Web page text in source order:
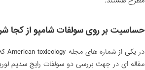
حساسیت بر روی سولفات شامپو از کجا
در یکی از شماره های مجله American toxicology که در سال ۱۹۸۳ چاپ شد
مقاله ای در جهت بررسی دو سولفات رایج سدیم